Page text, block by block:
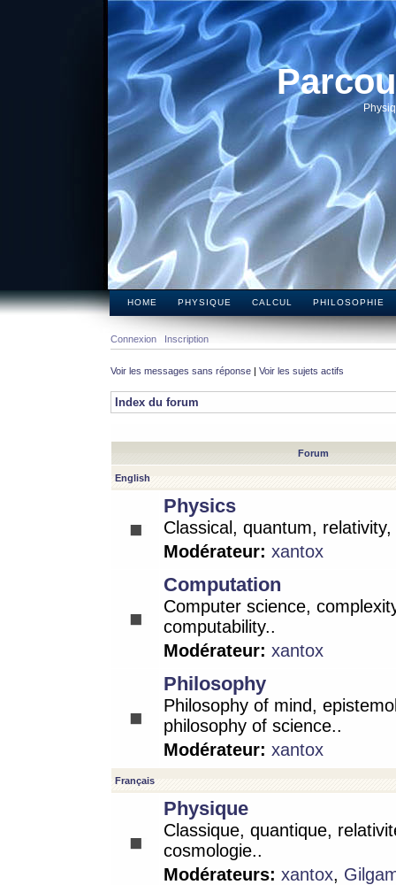
HOME PHYSIQUE CALCUL PHILOSOPHIE
Connexion Inscription
Voir les messages sans réponse | Voir les sujets actifs
Index du forum
Forum
English
Physics
Classical, quantum,
Modérateur: xantox
Computation
Computer science,
computability..
Modérateur: xantox
Philosophy
Philosophy of mind,
philosophy of science..
Modérateur: xantox
Français
Physique
Classique, quantique,
cosmologie..
Modérateurs: xantox,